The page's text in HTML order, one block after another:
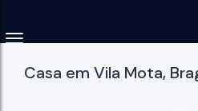
Casa em Vila Mota,